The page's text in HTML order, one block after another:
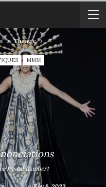
Théâtre
MMM
Pascal Rambert